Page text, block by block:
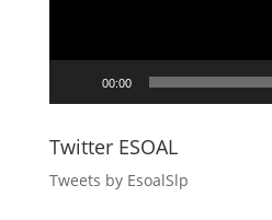
00:00
Twitter ESOAL
Tweets by EsoalSlp